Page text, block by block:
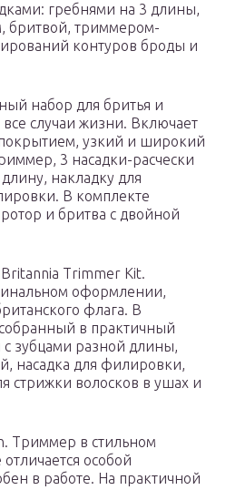
гребнями на 3 длины,
бритвой, триммером-
контуров броды и
набор для бритья и
случаи жизни. Включает
узкий и широкий
3 насадки-расчески
накладку для
В комплекте
и бритва с двойной
Trimmer Kit.
оформлении,
флага. В
в практичный
зубцами разной длины,
насадка для филировки,
стрижки волосков в ушах и
Триммер в стильном
особой
в работе. На практичной